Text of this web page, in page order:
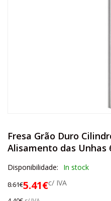
Fresa Grão Duro
Alisamento das Unhas
Disponibilidade: In stock
8.61€5.41€c/ IVA